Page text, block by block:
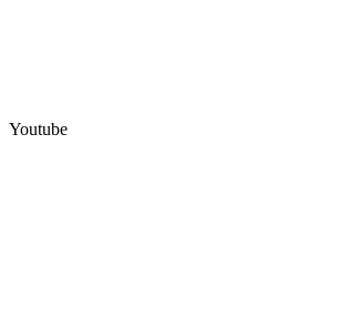
Youtube